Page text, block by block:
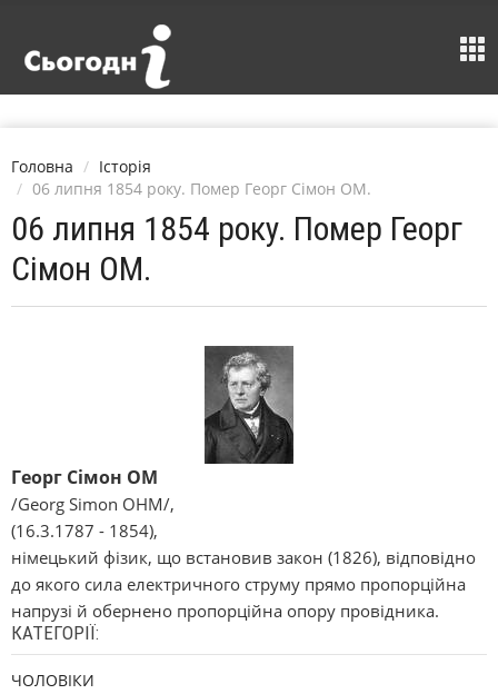
Головна
Історія
06 липня 1854 року. Помер Георг Сімон ОМ.
06 липня 1854 року. Помер Георг
Сімон ОМ.
Георг Сімон ОМ
/Georg Sіmon OHM/,
(16.3.1787 - 1854),
німецький фізик, що встановив закон (1826), відповідно
до якого сила електричного струму прямо пропорційна
напрузі й обернено пропорційна опору провідника.
КАТЕГОРІЇ:
ЧОЛОВІКИ